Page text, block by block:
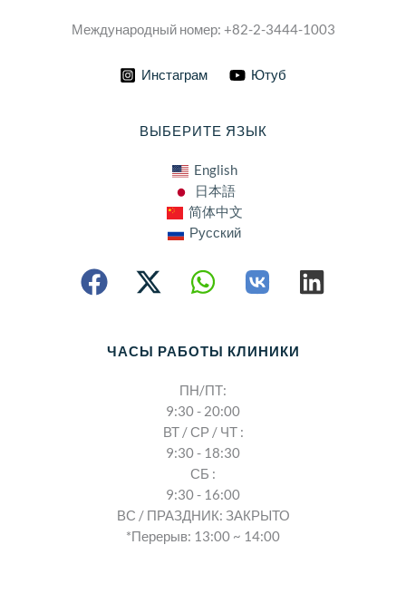
Международный номер: +82-2-3444-1003
Инстаграм Ютуб
ВЫБЕРИТЕ ЯЗЫК
English
日本語
简体中文
Русский
ЧАСЫ РАБОТЫ КЛИНИКИ
ПН/ПТ:
9:30 - 20:00
ВТ / СР / ЧТ :
9:30 - 18:30
СБ :
9:30 - 16:00
ВС / ПРАЗДНИК: ЗАКРЫТО
*Перерыв: 13:00 ~ 14:00